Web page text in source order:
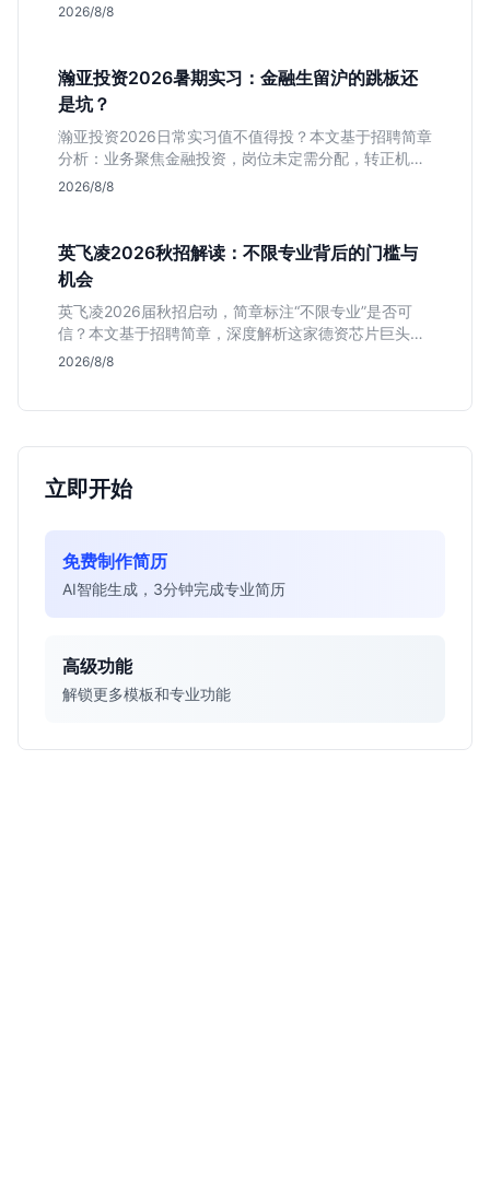
岗位面试节奏，帮应届生判断是否值得投入。
2026/8/8
瀚亚投资2026暑期实习：金融生留沪的跳板还
是坑？
瀚亚投资2026日常实习值不值得投？本文基于招聘简章
分析：业务聚焦金融投资，岗位未定需分配，转正机会
不明确。适合急需上海高含金量实习证明、想接触真实
2026/8/8
英飞凌2026秋招解读：不限专业背后的门槛与
机会
英飞凌2026届秋招启动，简章标注“不限专业”是否可
信？本文基于招聘简章，深度解析这家德资芯片巨头的
行业地位、校招真实门槛及投递策略，助你判断是否值
2026/8/8
立即开始
免费制作简历
AI智能生成，3分钟完成专业简历
高级功能
解锁更多模板和专业功能